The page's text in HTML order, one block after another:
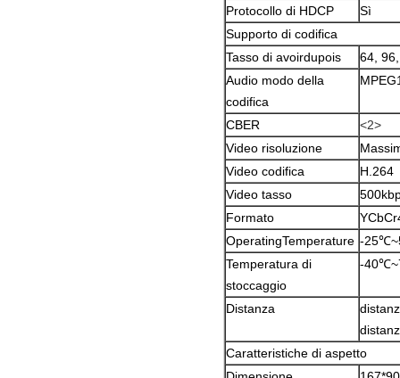
Protocollo di HDCP
Sì
Supporto di codifica
Tasso di avoirdupois
64,
Audio modo della
codifica
CBER
<2>
Video risoluzione
Video codifica
H.264
Video tasso
Formato
OperatingTemperature -
Temperatura di
stoccaggio
-
Distanza
Caratteristiche di aspetto